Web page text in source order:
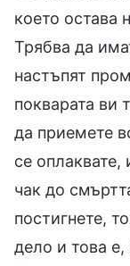
което остава
Трябва да
настъпят
покварата ви
да приемете
се
чак до
постигнете,
дело и това е,